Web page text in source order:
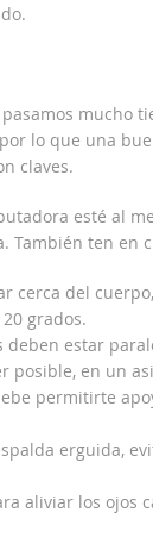
mucho
lo que una
claves.
esté al
También ten en
cerca del
grados.
deben estar
posible, en un
permitirte
erguida,
aliviar los ojos